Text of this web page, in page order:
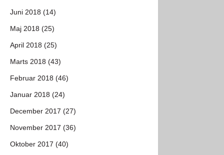
Juni 2018 (14)
Maj 2018 (25)
April 2018 (25)
Marts 2018 (43)
Februar 2018 (46)
Januar 2018 (24)
December 2017 (27)
November 2017 (36)
Oktober 2017 (40)